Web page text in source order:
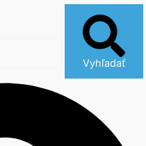
Vyhľadať